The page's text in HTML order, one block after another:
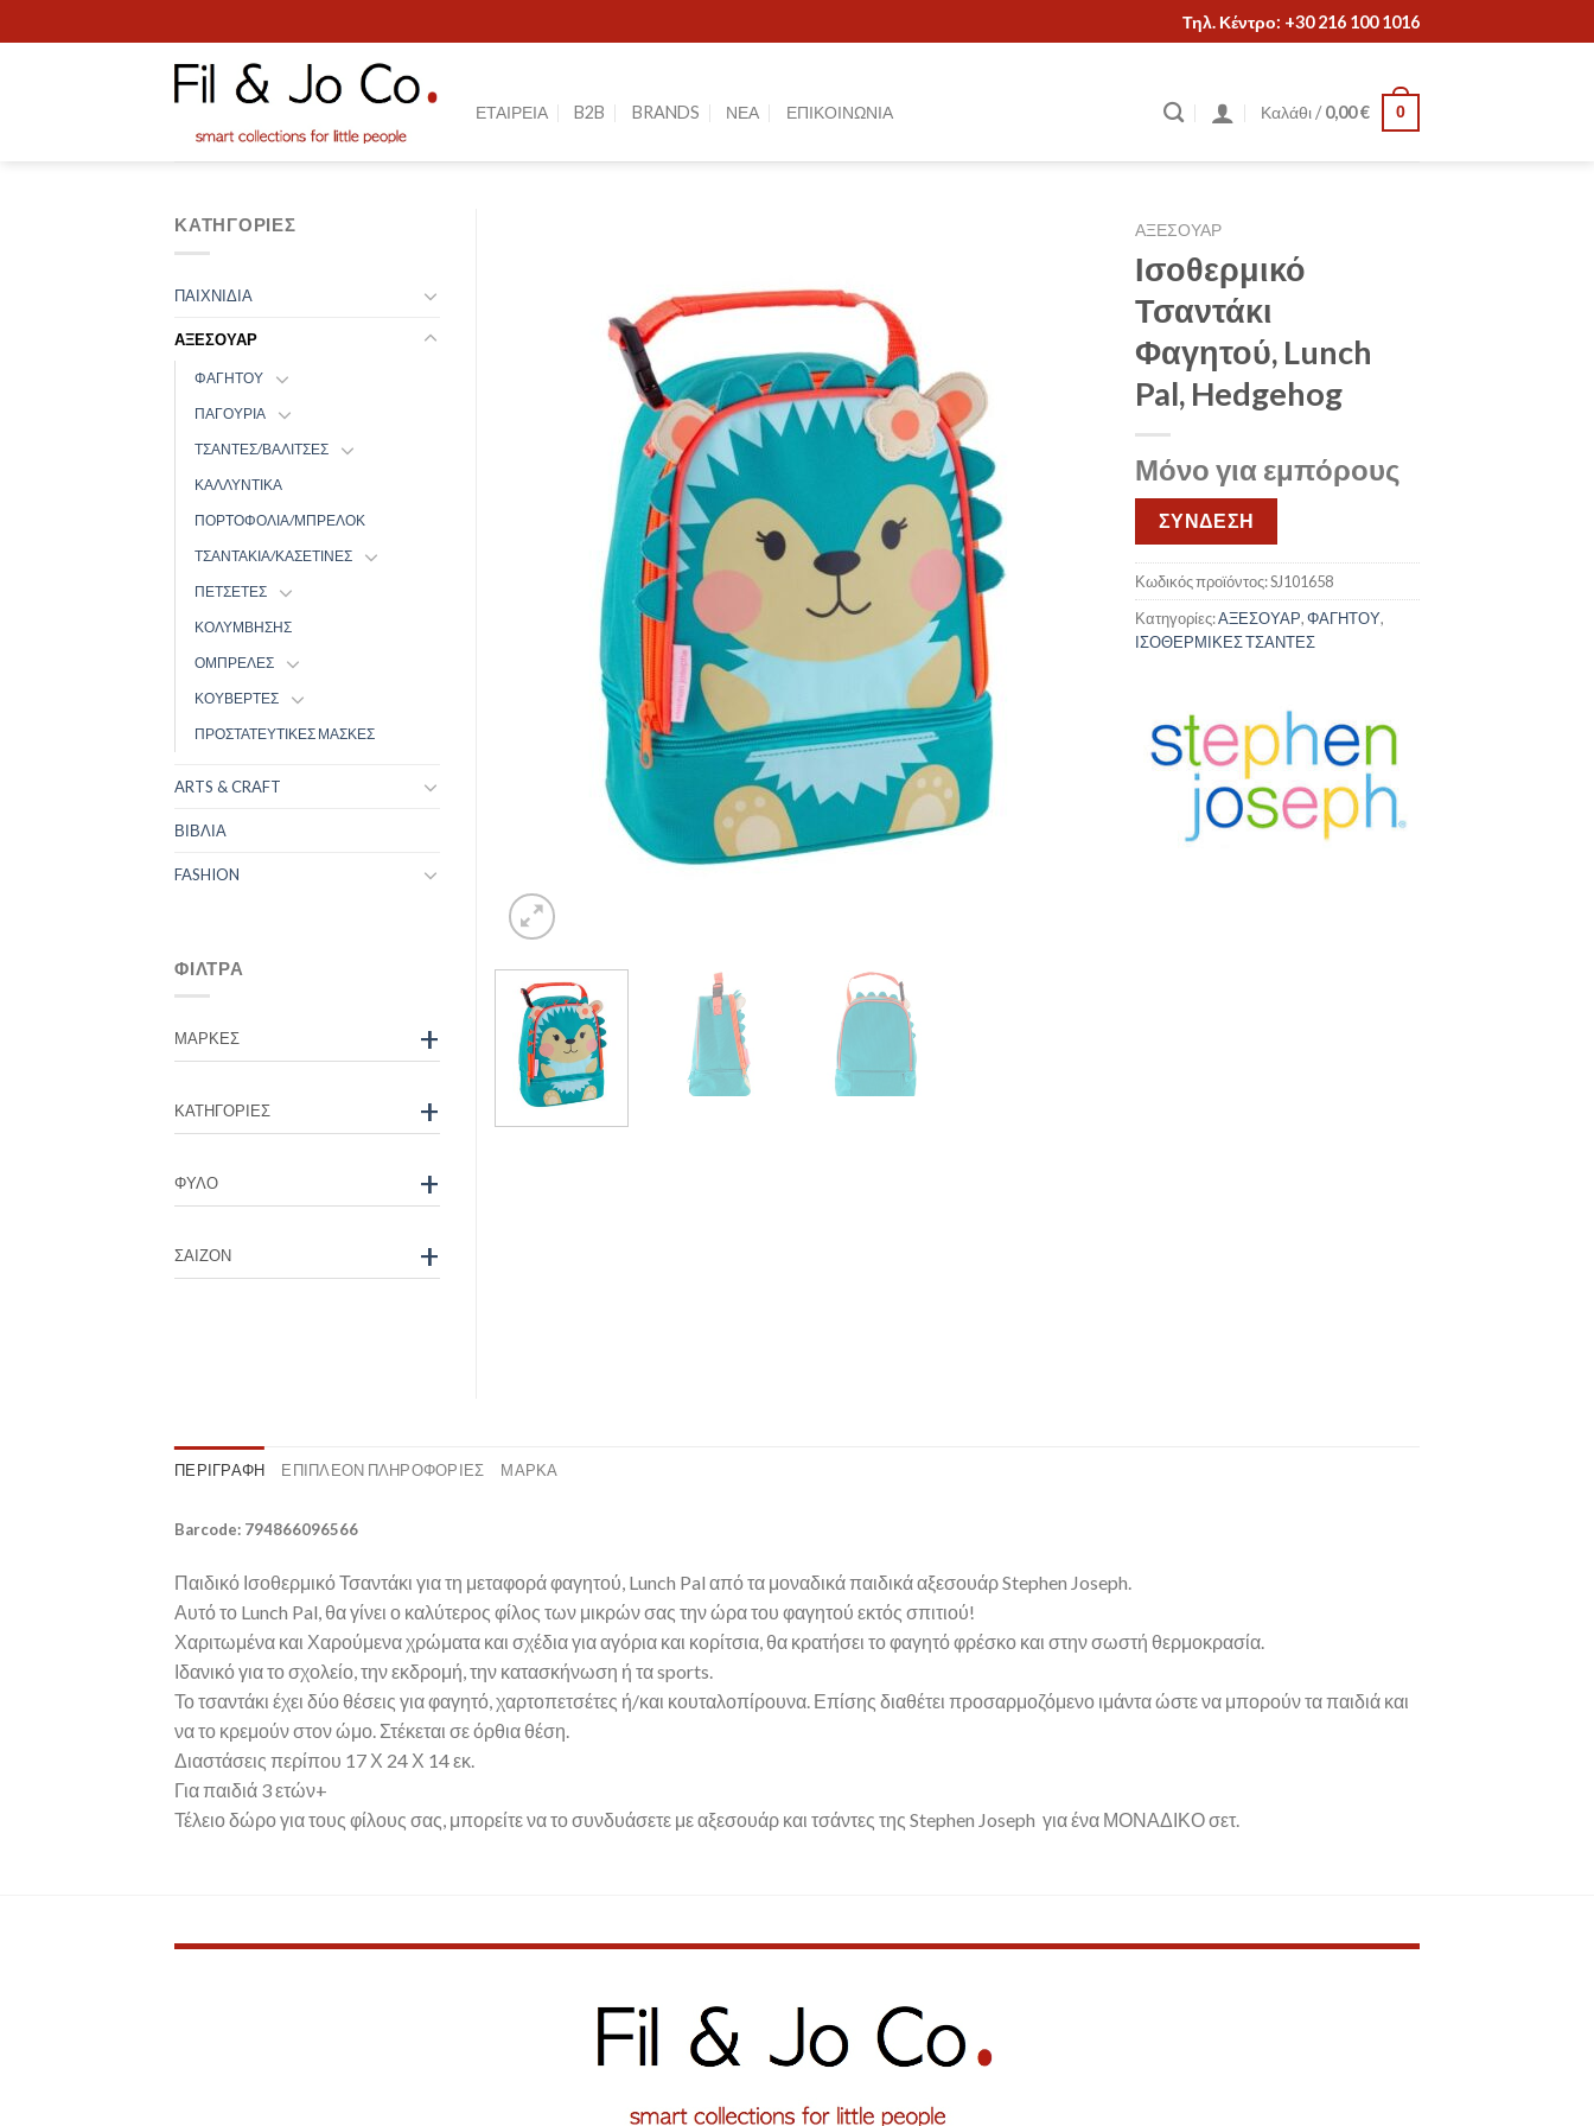
to
Τηλ. Κέντρο: +30 216 100 1016
ΕΤΑΙΡΕΙΑ B2B BRANDS ΝΕΑ ΕΠΙΚΟΙΝΩΝΙΑ Καλάθι /0,00€ 0
ΑΞΕΣΟΥΑΡ
Ισοθερμικό
Τσαντάκι
Φαγητού, Lunch
Pal, Hedgehog
Μόνο για εμπόρους
ΣΥΝΔΕΣΗ
Κωδικός προϊόντος:SJ101658
Κατηγορίες:ΑΞΕΣΟΥΑΡ,ΦΑΓΗΤΟΥ,
ΙΣΟΘΕΡΜΙΚΕΣ ΤΣΑΝΤΕΣ
ΚΑΤΗΓΟΡΊΕΣ
ΠΑΙΧΝΙΔΙΑ
ΑΞΕΣΟΥΑΡ
ΦΑΓΗΤΟΥ
ΠΑΓΟΥΡΙΑ
ΤΣΑΝΤΕΣ/ΒΑΛΙΤΣΕΣ
ΚΑΛΛΥΝΤΙΚΑ
ΠΟΡΤΟΦΟΛΙΑ/ΜΠΡΕΛΟΚ
ΤΣΑΝΤΑΚΙΑ/ΚΑΣΕΤΙΝΕΣ
ΠΕΤΣΕΤΕΣ
ΚΟΛΥΜΒΗΣΗΣ
ΟΜΠΡΕΛΕΣ
ΚΟΥΒΕΡΤΕΣ
ΠΡΟΣΤΑΤΕΥΤΙΚΕΣ ΜΑΣΚΕΣ
ARTS & CRAFT
ΒΙΒΛΙΑ
FASHION
ΦΊΛΤΡΑ
ΜΆΡΚΕΣ +
ΚΑΤΗΓΟΡΊΕΣ +
ΦΎΛΟ +
ΣΑΙΖΌΝ +
ΠΕΡΙΓΡΑΦΉ ΕΠΙΠΛΈΟΝ ΠΛΗΡΟΦΟΡΊΕΣ ΜΆΡΚΑ
Barcode: 794866096566
Παιδικό Ισοθερμικό Τσαντάκι για τη μεταφορά φαγητού, Lunch Pal από τα μοναδικά παιδικά αξεσουάρ Stephen Joseph.
Αυτό το Lunch Pal, θα γίνει ο καλύτερος φίλος των μικρών σας την ώρα του φαγητού εκτός σπιτιού!
Χαριτωμένα και Χαρούμενα χρώματα και σχέδια για αγόρια και κορίτσια, θα κρατήσει το φαγητό φρέσκο και στην σωστή θερμοκρασία.
Ιδανικό για το σχολείο, την εκδρομή, την κατασκήνωση ή τα sports.
Το τσαντάκι έχει δύο θέσεις για φαγητό, χαρτοπετσέτες ή/και κουταλοπίρουνα. Επίσης διαθέτει προσαρμοζόμενο ιμάντα ώστε να μπορούν τα παιδιά και
να το κρεμούν στον ώμο. Στέκεται σε όρθια θέση.
Διαστάσεις περίπου 17 Χ 24 Χ 14 εκ.
Για παιδιά 3 ετών+
Τέλειο δώρο για τους φίλους σας, μπορείτε να το συνδυάσετε με αξεσουάρ και τσάντες της Stephen Joseph για ένα ΜΟΝΑΔΙΚΟ σετ.